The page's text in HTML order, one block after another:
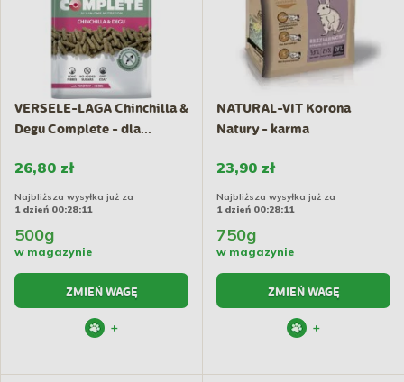
VERSELE-LAGA Chinchilla &
Degu Complete - dla...
26,80 zł
Najbliższa wysyłka już za
1 dzień 00:28:10
500g
w magazynie
ZMIEŃ WAGĘ
+
NATURAL-VIT Korona
Natury - karma
23,90 zł
Najbliższa wysyłka już za
1 dzień 00:28:10
750g
w magazynie
ZMIEŃ WAGĘ
+